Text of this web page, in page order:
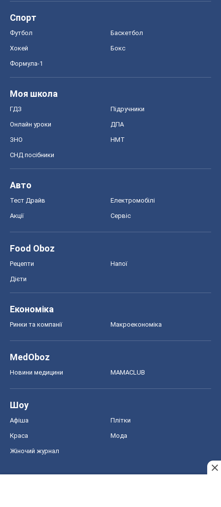
Спорт
Футбол Баскетбол
Хокей Бокс
Формула-1
Моя школа
ГДЗ Підручники
Онлайн уроки ДПА
ЗНО НМТ
СНД посібники
Авто
Тест Драйв Електромобілі
Акції Сервіс
Food Oboz
Рецепти Напої
Дієти
Економіка
Ринки та компанії Макроекономіка
MedOboz
Новини медицини MAMACLUB
Шоу
Афіша Плітки
Краса Мода
Жіночий журнал